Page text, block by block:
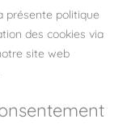
présente politique
des cookies via
site web